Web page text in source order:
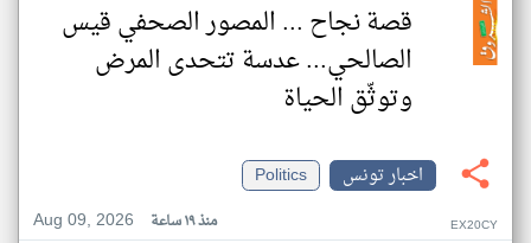
قصة نجاح ... المصور الصحفي قيس
الصالحي... عدسة تتحدى المرض
وتوثّق الحياة
اخبار تونس
Politics
Aug 09, 2026
منذ ١٩ ساعة EX20CY